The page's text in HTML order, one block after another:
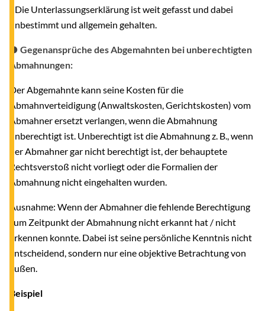
- Die Unterlassungserklärung ist weit gefasst und dabei
unbestimmt und allgemein gehalten.
● Gegenansprüche des Abgemahnten bei unberechtigten
Abmahnungen:
Der Abgemahnte kann seine Kosten für die
Abmahnverteidigung (Anwaltskosten, Gerichtskosten) vom
Abmahner ersetzt verlangen, wenn die Abmahnung
unberechtigt ist. Unberechtigt ist die Abmahnung z. B., wenn
der Abmahner gar nicht berechtigt ist, der behauptete
Rechtsverstoß nicht vorliegt oder die Formalien der
Abmahnung nicht eingehalten wurden.
Ausnahme: Wenn der Abmahner die fehlende Berechtigung
zum Zeitpunkt der Abmahnung nicht erkannt hat / nicht
erkennen konnte. Dabei ist seine persönliche Kenntnis nicht
entscheidend, sondern nur eine objektive Betrachtung von
außen.
Beispiel